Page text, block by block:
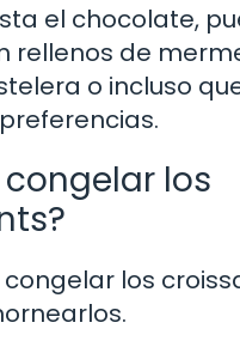
el chocolate,
rellenos de
o incluso
congelar los
congelar los